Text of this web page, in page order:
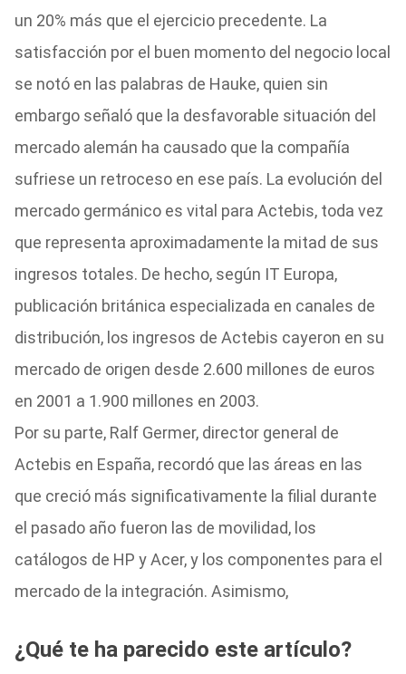
un 20% más que el ejercicio precedente. La
satisfacción por el buen momento del negocio local
se notó en las palabras de Hauke, quien sin
embargo señaló que la desfavorable situación del
mercado alemán ha causado que la compañía
sufriese un retroceso en ese país. La evolución del
mercado germánico es vital para Actebis, toda vez
que representa aproximadamente la mitad de sus
ingresos totales. De hecho, según IT Europa,
publicación británica especializada en canales de
distribución, los ingresos de Actebis cayeron en su
mercado de origen desde 2.600 millones de euros
en 2001 a 1.900 millones en 2003.
Por su parte, Ralf Germer, director general de
Actebis en España, recordó que las áreas en las
que creció más significativamente la filial durante
el pasado año fueron las de movilidad, los
catálogos de HP y Acer, y los componentes para el
mercado de la integración. Asimismo,
¿Qué te ha parecido este artículo?